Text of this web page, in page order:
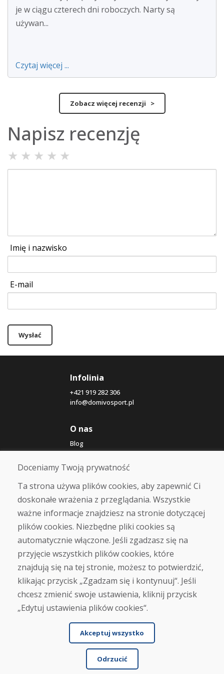
je w ciągu czterech dni roboczych. Narty są
używan...
Czytaj więcej ...
Zobacz więcej recenzji >
Napisz recenzję
★ ★ ★ ★ ★
Imię i nazwisko
E-mail
Wysłać
Infolinia
+421 919 282 306
info@domivosport.pl
O nas
Blog
O nas
Sklep
Kontakt
Zakup
Sklep internetowy
Warunki handlowe
Transport
Zapłata
Skarga
Zwrot i wymiana towaru
Ochrona danych osobowych
Cookies
© DOMIVOSPORT 2026, wszystkie prawa zastrzeżone
Doceniamy Twoją prywatność
Ta strona używa plików cookies, aby zapewnić Ci
doskonałe wrażenia z przeglądania. Wszystkie
ważne informacje znajdziesz na stronie dotyczącej
plików cookies. Niezbędne pliki cookies są
automatycznie włączone. Jeśli zgadzasz się na
przyjęcie wszystkich plików cookies, które
znajdują się na tej stronie, możesz to potwierdzić,
klikając przycisk „Zgadzam się i kontynuuj“. Jeśli
chcesz zmienić swoje ustawienia, kliknij przycisk
„Edytuj ustawienia plików cookies“.
Akceptuj wszystko
Odrzucić